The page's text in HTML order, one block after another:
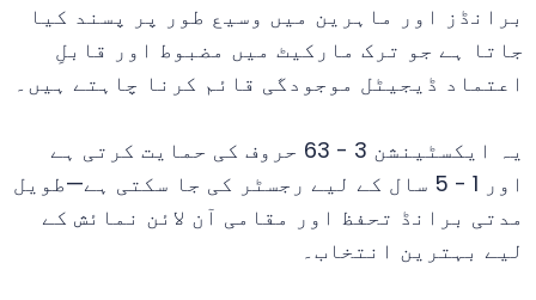
برانڈز اور ماہرین میں وسیع طور پر پسند کیا
جاتا ہے جو ترک مارکیٹ میں مضبوط اور قابلِ
اعتماد ڈیجیٹل موجودگی قائم کرنا چاہتے ہیں۔
یہ ایکسٹینشن 3 - 63 حروف کی حمایت کرتی ہے
اور 1 - 5 سال کے لیے رجسٹر کی جا سکتی ہے—طویل
مدتی برانڈ تحفظ اور مقامی آن لائن نمائش کے
لیے بہترین انتخاب۔